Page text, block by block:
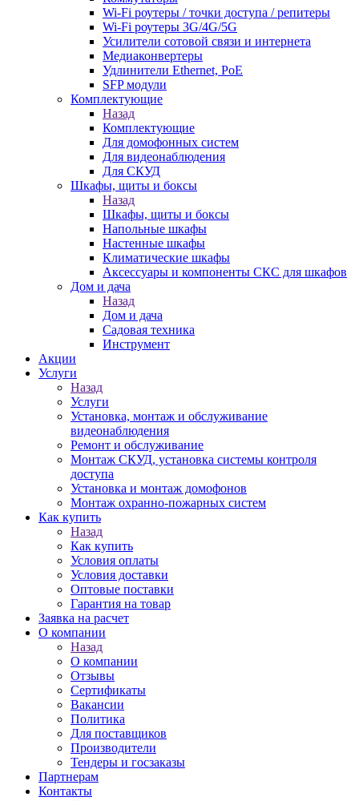
Wi-Fi роутеры / точки доступа / репитеры
Wi-Fi роутеры 3G/4G/5G
Усилители сотовой связи и интернета
Медиаконвертеры
Удлинители Ethernet, PoE
SFP модули
Комплектующие
Назад
Комплектующие
Для домофонных систем
Для видеонаблюдения
Для СКУД
Шкафы, щиты и боксы
Назад
Шкафы, щиты и боксы
Напольные шкафы
Настенные шкафы
Климатические шкафы
Аксессуары и компоненты СКС для шкафов
Дом и дача
Назад
Дом и дача
Садовая техника
Инструмент
Акции
Услуги
Назад
Услуги
Установка, монтаж и обслуживание
видеонаблюдения
Ремонт и обслуживание
Монтаж СКУД, установка системы контроля
доступа
Установка и монтаж домофонов
Монтаж охранно-пожарных систем
Как купить
Назад
Как купить
Условия оплаты
Условия доставки
Оптовые поставки
Гарантия на товар
Заявка на расчет
О компании
Назад
О компании
Отзывы
Сертификаты
Вакансии
Политика
Для поставщиков
Производители
Тендеры и госзаказы
Партнерам
Контакты